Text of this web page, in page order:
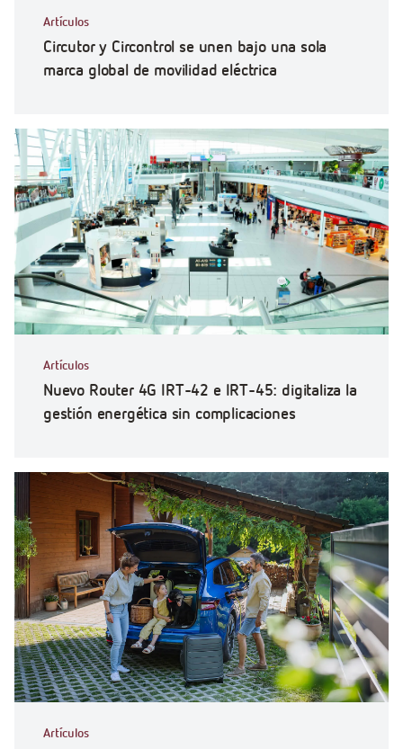
Artículos
Circutor y Circontrol se unen bajo una sola
marca global de movilidad eléctrica
Artículos
Nuevo Router 4G IRT-42 e IRT-45: digitaliza la
gestión energética sin complicaciones
Artículos